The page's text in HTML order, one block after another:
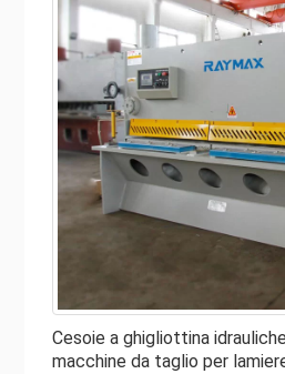
Cesoie a ghigliottina
macchine da taglio per